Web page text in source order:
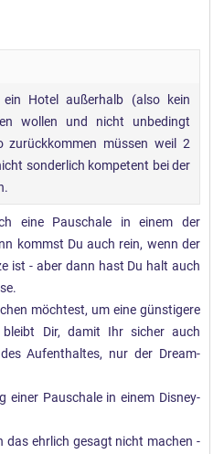
Hotel außerhalb (also kein
wollen und nicht unbedingt
zurückkommen müssen weil 2
sonderlich kompetent bei der
eine Pauschale in einem der
kommst Du auch rein, wenn der
ist - aber dann hast Du halt auch
möchtest, um eine günstigere
bleibt Dir, damit Ihr sicher auch
Aufenthaltes, nur der Dream-
einer Pauschale in einem Disney-
das ehrlich gesagt nicht machen -